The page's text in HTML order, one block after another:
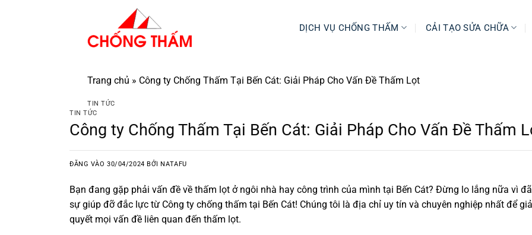
DỊCH VỤ CHỐNG THẤM CẢI TẠO SỬA CHỮA
Trang chủ » Công ty Chống Thấm Tại Bến Cát: Giải Pháp Cho Vấn Đề Thấm Lọt
TIN TỨC
TIN TỨC
Công ty Chống Thấm Tại Bến Cát: Giải Pháp Cho Vấn Đề Thấm
ĐĂNG VÀO30/04/2024 BỞINATAFU
Bạn đang gặp phải vấn đề về thấm lọt ở ngôi nhà hay công trình của mình tại Bến Cát? Đừng lo lắng nữa vì
sự giúp đỡ đắc lực từ Công ty chống thấm tại Bến Cát! Chúng tôi là địa chỉ uy tín và chuyên nghiệp nhất để
quyết mọi vấn đề liên quan đến thấm lọt.